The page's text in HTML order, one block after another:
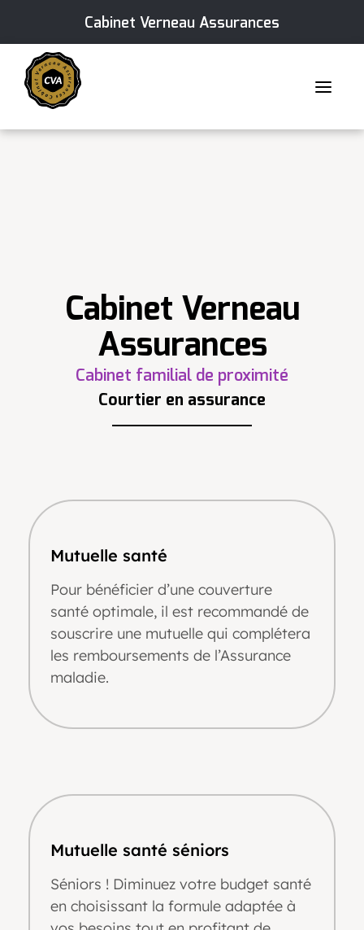
content
Cabinet Verneau Assurances
Cabinet Verneau
Assurances
Cabinet familial de proximité
Courtier en assurance
Mutuelle santé
Pour bénéficier d’une couverture
santé optimale, il est recommandé de
souscrire une mutuelle qui complétera
les remboursements de l’Assurance
maladie.
Mutuelle santé séniors
Séniors ! Diminuez votre budget santé
en choisissant la formule adaptée à